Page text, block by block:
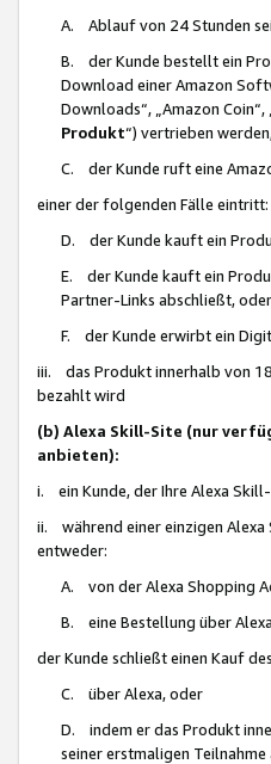
A. Ablauf von 24 Stunden
B. der Kunde bestellt ein
Download einer Amazon
Downloads“, „Amazon
Produkt“) vertrieben
C. der Kunde ruft eine
einer der folgenden Fälle eintritt:
D. der Kunde kauft ein
E. der Kunde kauft ein
Partner-Links abschließt, oder
F. der Kunde erwirbt ein
iii. das Produkt innerhalb von
bezahlt wird
(b) Alexa Skill-Site (nur
anbieten):
i. ein Kunde, der Ihre Alexa
ii. während einer einzigen Alexa
entweder:
A. von der Alexa Shopping
B. eine Bestellung über
der Kunde schließt einen Kauf
C. über Alexa, oder
D. indem er das Produkt
seiner erstmaligen